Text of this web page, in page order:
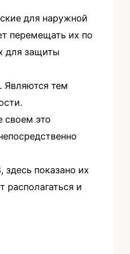
для наружной
перемещать их по
для защиты
Являются тем
своем это
показано их
располагаться и